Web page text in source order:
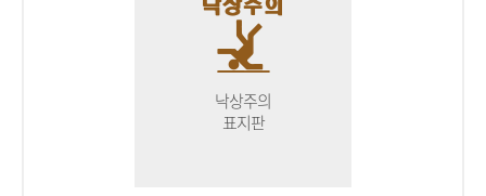
낙상주의
표지판